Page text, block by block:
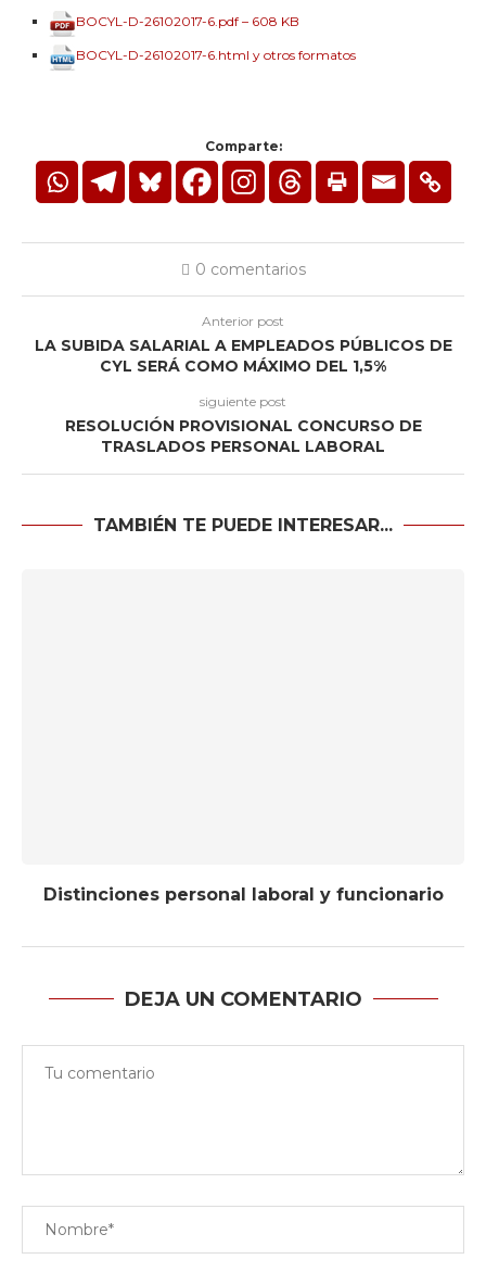
BOCYL-D-26102017-6.pdf – 608 KB
BOCYL-D-26102017-6.html y otros formatos
Comparte:
0 comentarios
Anterior post
LA SUBIDA SALARIAL A EMPLEADOS PÚBLICOS DE
CYL SERÁ COMO MÁXIMO DEL 1,5%
siguiente post
RESOLUCIÓN PROVISIONAL CONCURSO DE
TRASLADOS PERSONAL LABORAL
TAMBIÉN TE PUEDE INTERESAR...
Distinciones personal laboral y funcionario
DEJA UN COMENTARIO